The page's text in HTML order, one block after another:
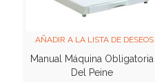
AÑADIR A LA LISTA DE DESEOS
Manual Máquina Obligatoria
Del Peine